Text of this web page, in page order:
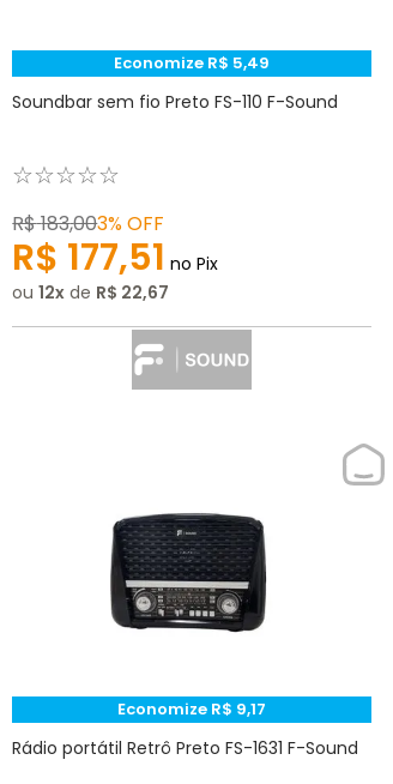
Economize R$ 5,49
Soundbar sem fio Preto FS-110 F-Sound
☆☆☆☆☆
R$183,003%OFF
R$ 177,51 no Pix
ou12 de R$ 22,67
Economize R$ 9,17
Rádio portátil Retrô Preto FS-1631 F-Sound